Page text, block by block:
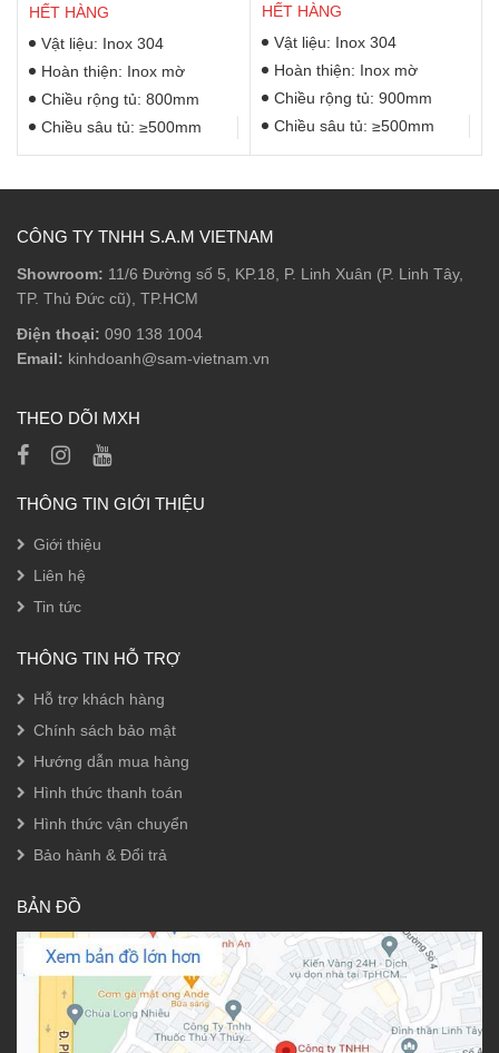
HẾT HÀNG
Vật liệu: Inox 304
Hoàn thiện: Inox mờ
Chiều rộng tủ: 800mm
Chiều sâu tủ: ≥500mm
HẾT HÀNG
Vật liệu: Inox 304
Hoàn thiện: Inox mờ
Chiều rộng tủ: 900mm
Chiều sâu tủ: ≥500mm
CÔNG TY TNHH S.A.M VIETNAM
Showroom: 11/6 Đường số 5, KP.18, P. Linh Xuân (P. Linh Tây,
TP. Thủ Đức cũ), TP.HCM
Điện thoại: 090 138 1004
Email: kinhdoanh@sam-vietnam.vn
THEO DÕI MXH
THÔNG TIN GIỚI THIỆU
Giới thiệu
Liên hệ
Tin tức
THÔNG TIN HỖ TRỢ
Hỗ trợ khách hàng
Chính sách bảo mật
Hướng dẫn mua hàng
Hình thức thanh toán
Hình thức vận chuyển
Bảo hành & Đổi trả
BẢN ĐỒ